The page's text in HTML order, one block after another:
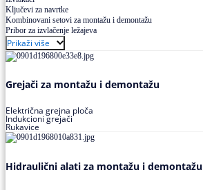
Ključevi za navrtke
Kombinovani setovi za montažu i demontažu
Pribor za izvlačenje ležajeva
Prikaži više
Grejači za montažu i demontažu
Električna grejna ploča
Indukcioni grejači
Rukavice
Hidraulični alati za montažu i demontažu